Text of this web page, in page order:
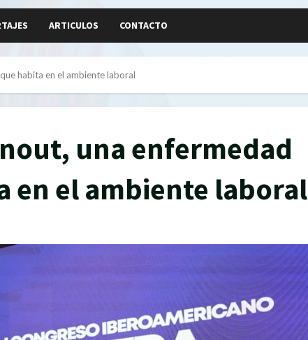
ARTICULOS CONTACTO
habita en el ambiente laboral
una enfermedad
en el ambiente laboral